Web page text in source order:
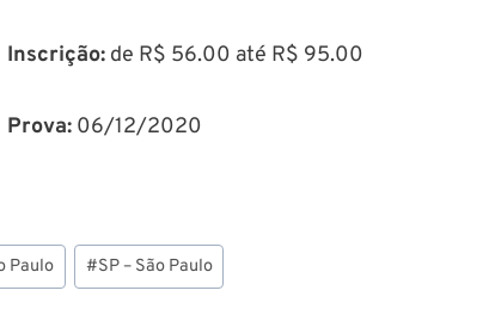
Inscrição:de R$ 56.00 até R$ 95.00
Prova:06/12/2020
Paulo #SP – São Paulo